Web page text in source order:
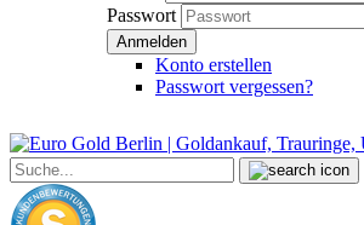
Passwort
Konto erstellen
Passwort vergessen?